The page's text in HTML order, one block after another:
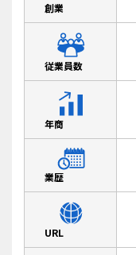
創業
従業員数
年商
業歴
URL